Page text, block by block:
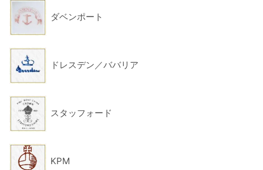
ダベンポート
ドレスデン／ババリア
スタッフォード
KPM